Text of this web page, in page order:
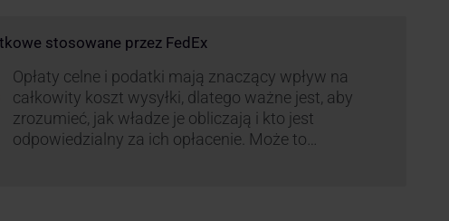
oraz zapewnienie wysokiego poziomu
świadczonych usług. Dodatkowo przewoźnik UPS
wprowadzi nowe opłaty opisane …
stosowane przez FedEx
Opłaty celne i podatki mają znaczący wpływ na
całkowity koszt wysyłki, dlatego ważne jest, aby
zrozumieć, jak władze je obliczają i kto jest
odpowiedzialny za ich opłacenie. Może to